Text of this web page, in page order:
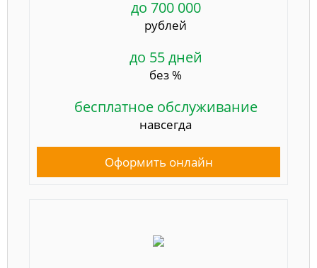
до 700 000
рублей
до 55 дней
без %
бесплатное обслуживание
навсегда
Оформить онлайн